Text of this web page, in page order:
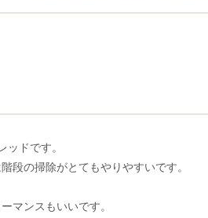
ドです。
段の掃除がとてもやりやすいです。
マンスもいいです。